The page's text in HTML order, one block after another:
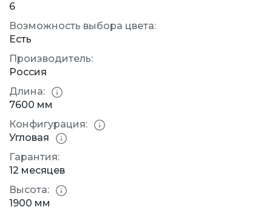
6
Возможность выбора цвета:
Есть
Производитель:
Россия
Длина:
7600 мм
Конфигурация:
Угловая
Гарантия:
12 месяцев
Высота:
1900 мм